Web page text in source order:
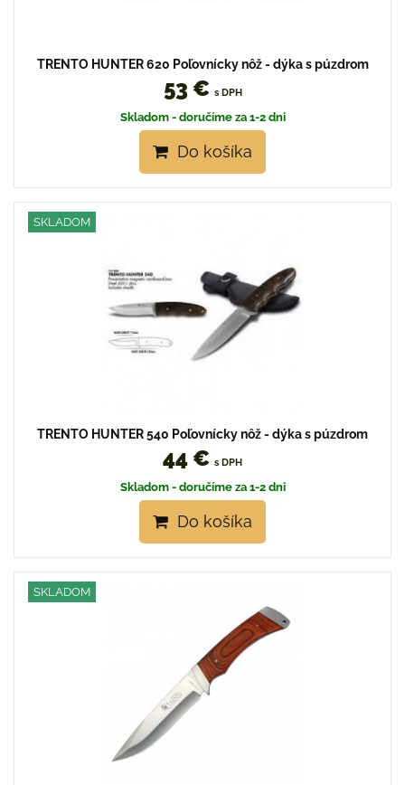
TRENTO HUNTER 620 Poľovnícky nôž - dýka s púzdrom
53 € s DPH
Skladom - doručíme za 1-2 dni
Do košíka
SKLADOM
TRENTO HUNTER 540 Poľovnícky nôž - dýka s púzdrom
44 € s DPH
Skladom - doručíme za 1-2 dni
Do košíka
SKLADOM